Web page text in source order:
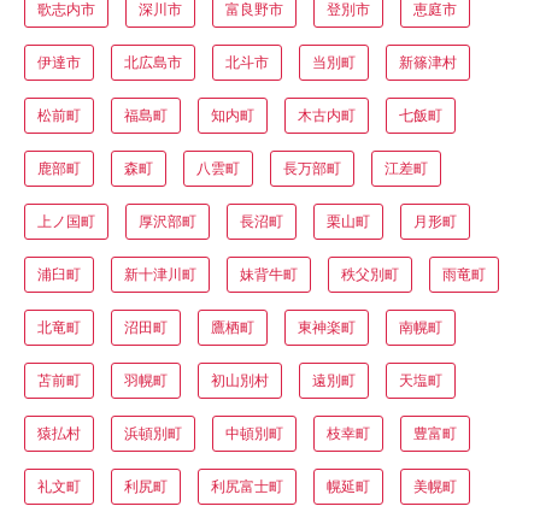
歌志内市 深川市 富良野市 登別市 恵庭市
伊達市 北広島市 北斗市 当別町 新篠津村
松前町 福島町 知内町 木古内町 七飯町
鹿部町 森町 八雲町 長万部町 江差町
上ノ国町 厚沢部町 長沼町 栗山町 月形町
浦臼町 新十津川町 妹背牛町 秩父別町 雨竜町
北竜町 沼田町 鷹栖町 東神楽町 南幌町
苫前町 羽幌町 初山別村 遠別町 天塩町
猿払村 浜頓別町 中頓別町 枝幸町 豊富町
礼文町 利尻町 利尻富士町 幌延町 美幌町